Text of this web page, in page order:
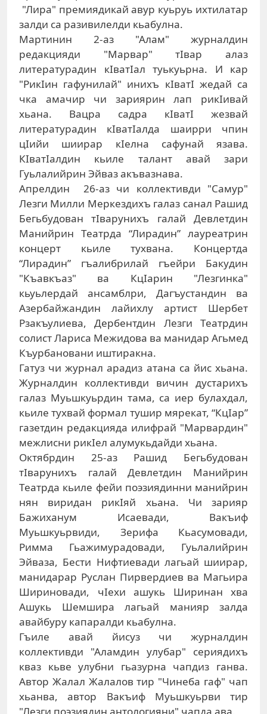
"Лира" премиядикай авур куьруь ихтилатар
залди са разивилелди кьабулна.
Мартинин 2-аз "Алам" журналдин
редакцияди "Марвар" тIвар алаз
литературадин кIватIал туькуьрна. И кар
"РикIин гафунилай" инихъ кIватI жедай са
чка амачир чи зариярин лап рикIивай
хьана. Вацра садра кIватI жезвай
литературадин кIватIалда шаирри чпин
цIийи шиирар кIелна сафунай язава.
КIватIалдин кьиле талант авай зари
Гуьлалийрин Эйваз акъвазнава.
Апрелдин 26-аз чи коллективди "Самур"
Лезги Милли Меркездихъ галаз санал Рашид
Бегьбудован тIварунихъ галай Девлетдин
Манийрин Театрда “Лирадин” лауреатрин
концерт кьиле тухвана. Концертда
“Лирадин” гъалибрилай гъейри Бакудин
"Къавкъаз" ва КцIарин "Лезгинка"
кьуьлердай ансамблри, Дагъустандин ва
Азербайжандин лайихлу артист Шербет
Рзакъулиева, Дербентдин Лезги Театрдин
солист Лариса Межидова ва манидар Агьмед
Къурбановани иштиракна.
Гатуз чи журнал арадиз атана са йис хьана.
Журналдин коллективди вичин дустарихъ
галаз Муьшкуьрдин тама, са иер булахдал,
кьиле тухвай формал тушир мярекат, “КцIар”
газетдин редакцияда илифрай "Марвардин"
межлисни рикIел алумукьдайди хьана.
Октябрдин 25-аз Рашид Бегьбудован
тIварунихъ галай Девлетдин Манийрин
Театрда кьиле фейи поэзиядинни манийрин
нян виридан рикIяй хьана. Чи зарияр
Бажиханум Исаевади, Вакъиф
Муьшкуьрвиди, Зерифа Кьасумовади,
Римма Гьажимурадовади, Гуьлалийрин
Эйваза, Бести Нифтиевади лагьай шиирар,
манидарар Руслан Пирвердиев ва Магьира
Шириновади, чIехи ашукь Ширинан хва
Ашукь Шемшира лагьай манияр залда
авайбуру капаралди кьабулна.
Гъиле авай йисуз чи журналдин
коллективди "Аламдин улубар" сериядихъ
кваз кьве улубни гьазурна чапдиз ганва.
Автор Жалал Жалалов тир "Чинеба гаф" чап
хьанва, автор Вакъиф Муьшкуьрви тир